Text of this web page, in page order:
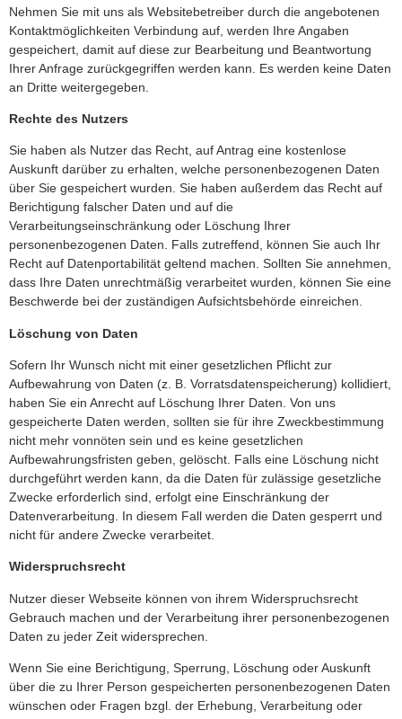
Nehmen Sie mit uns als Websitebetreiber durch die angebotenen
Kontaktmöglichkeiten Verbindung auf, werden Ihre Angaben
gespeichert, damit auf diese zur Bearbeitung und Beantwortung
Ihrer Anfrage zurückgegriffen werden kann. Es werden keine Daten
an Dritte weitergegeben.
Rechte des Nutzers
Sie haben als Nutzer das Recht, auf Antrag eine kostenlose
Auskunft darüber zu erhalten, welche personenbezogenen Daten
über Sie gespeichert wurden. Sie haben außerdem das Recht auf
Berichtigung falscher Daten und auf die
Verarbeitungseinschränkung oder Löschung Ihrer
personenbezogenen Daten. Falls zutreffend, können Sie auch Ihr
Recht auf Datenportabilität geltend machen. Sollten Sie annehmen,
dass Ihre Daten unrechtmäßig verarbeitet wurden, können Sie eine
Beschwerde bei der zuständigen Aufsichtsbehörde einreichen.
Löschung von Daten
Sofern Ihr Wunsch nicht mit einer gesetzlichen Pflicht zur
Aufbewahrung von Daten (z. B. Vorratsdatenspeicherung) kollidiert,
haben Sie ein Anrecht auf Löschung Ihrer Daten. Von uns
gespeicherte Daten werden, sollten sie für ihre Zweckbestimmung
nicht mehr vonnöten sein und es keine gesetzlichen
Aufbewahrungsfristen geben, gelöscht. Falls eine Löschung nicht
durchgeführt werden kann, da die Daten für zulässige gesetzliche
Zwecke erforderlich sind, erfolgt eine Einschränkung der
Datenverarbeitung. In diesem Fall werden die Daten gesperrt und
nicht für andere Zwecke verarbeitet.
Widerspruchsrecht
Nutzer dieser Webseite können von ihrem Widerspruchsrecht
Gebrauch machen und der Verarbeitung ihrer personenbezogenen
Daten zu jeder Zeit widersprechen.
Wenn Sie eine Berichtigung, Sperrung, Löschung oder Auskunft
über die zu Ihrer Person gespeicherten personenbezogenen Daten
wünschen oder Fragen bzgl. der Erhebung, Verarbeitung oder